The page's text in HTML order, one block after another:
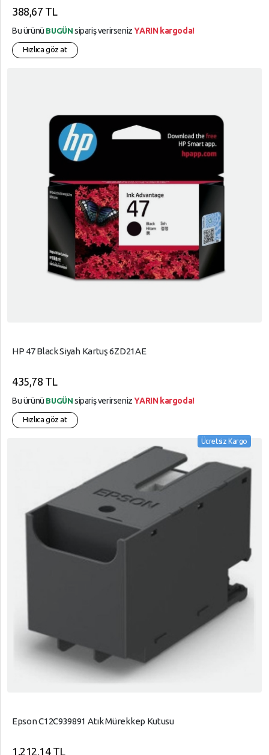
388,67 TL
Bu ürünü BUGÜN sipariş verirsenizYARIN kargoda!
Hızlıca göz at
HP 47 Black Siyah Kartuş 6ZD21AE
435,78 TL
Bu ürünü BUGÜN sipariş verirsenizYARIN kargoda!
Hızlıca göz at
Ücretsiz Kargo
Epson C12C939891 Atık Mürekkep Kutusu
1.212,14 TL